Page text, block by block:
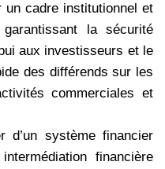
un cadre institutionnel et
garantissant la sécurité
aux investisseurs et le
des différends sur les
commerciales et
d’un système financier
financière